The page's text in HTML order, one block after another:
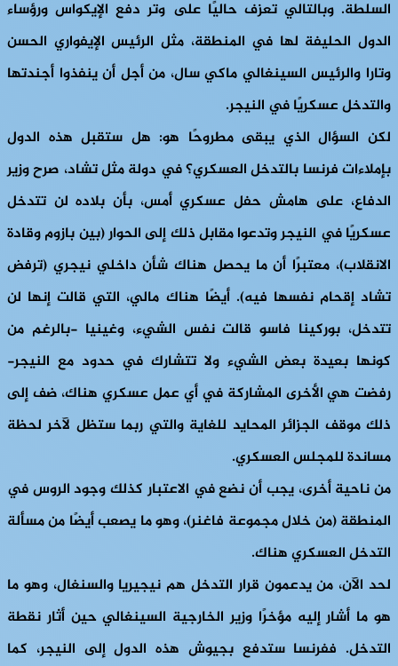
السلطة. وبالتالي تعزف حاليًا على وتر دفع الإيكواس ورؤساء
الدول الحليفة لها في المنطقة، مثل الرئيس الإيفواري الحسن
وتارا والرئيس السينغالي ماكي سال، من أجل أن ينفذوا أجندتها
والتدخل عسكريًا في النيجر.
لكن السؤال الذي يبقى مطروحًا هو: هل ستقبل هذه الدول
بإملاءات فرنسا بالتدخل العسكري؟ في دولة مثل تشاد، صرح وزير
الدفاع، على هامش حفل عسكري أمس، بأن بلاده لن تتدخل
عسكريًا في النيجر وتدعوا مقابل ذلك إلى الحوار (بين بازوم وقادة
الانقلاب)، معتبرًا أن ما يحصل هناك شأن داخلي نيجري (ترفض
تشاد إقحام نفسها فيه). أيضًا هناك مالي، التي قالت إنها لن
تتدخل، بوركينا فاسو قالت نفس الشيء، وغينيا -بالرغم من
كونها بعيدة بعض الشيء ولا تتشارك في حدود مع النيجر-
رفضت هي الأخرى المشاركة في أي عمل عسكري هناك، ضف إلى
ذلك موقف الجزائر المحايد للغاية والتي ربما ستظل لآخر لحظة
مساندة للمجلس العسكري.
من ناحية أخرى، يجب أن نضع في الاعتبار كذلك وجود الروس في
المنطقة (من خلال مجموعة فاغنر)، وهو ما يصعب أيضًا من مسألة
التدخل العسكري هناك.
لحد الآن، من يدعمون قرار التدخل هم نيجيريا والسنغال، وهو ما
هو ما أشار إليه مؤخرًا وزير الخارجية السينغالي حين أثار نقطة
التدخل. ففرنسا ستدفع بجيوش هذه الدول إلى النيجر، كما